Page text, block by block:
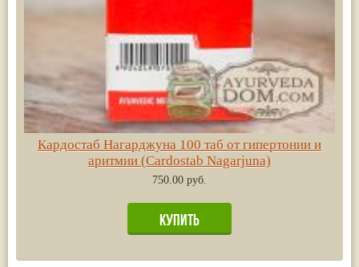
Кардостаб Нагарджуна 100 таб от гипертонии и
аритмии (Cardostab Nagarjuna)
750.00 руб.